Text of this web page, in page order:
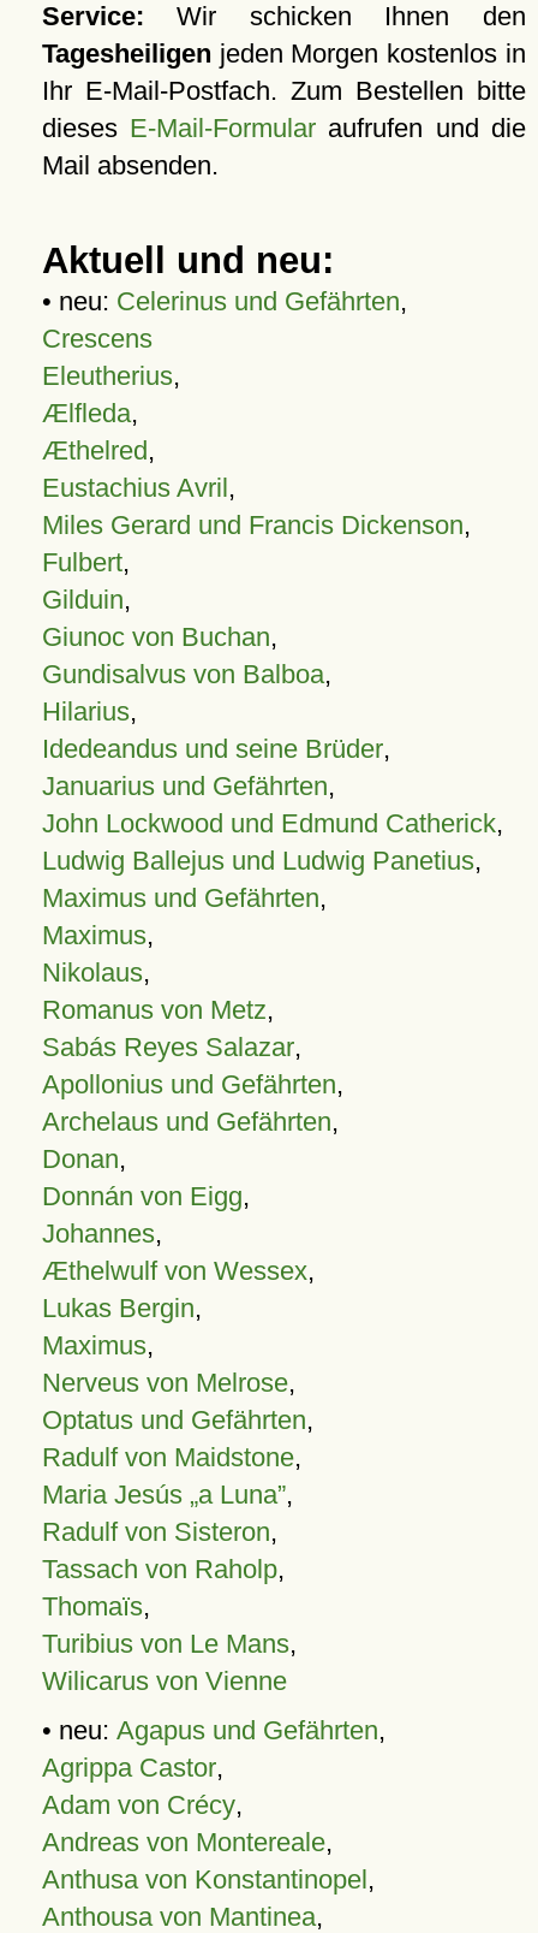
Service: Wir schicken Ihnen den
Tagesheiligen jeden Morgen kostenlos in
Ihr E-Mail-Postfach. Zum Bestellen bitte
dieses E-Mail-Formular aufrufen und die
Mail absenden.
Aktuell und neu:
• neu: Celerinus und Gefährten,
Crescens
Eleutherius,
Ælfleda,
Æthelred,
Eustachius Avril,
Miles Gerard und Francis Dickenson,
Fulbert,
Gilduin,
Giunoc von Buchan,
Gundisalvus von Balboa,
Hilarius,
Idedeandus und seine Brüder,
Januarius und Gefährten,
John Lockwood und Edmund Catherick,
Ludwig Ballejus und Ludwig Panetius,
Maximus und Gefährten,
Maximus,
Nikolaus,
Romanus von Metz,
Sabás Reyes Salazar,
Apollonius und Gefährten,
Archelaus und Gefährten,
Donan,
Donnán von Eigg,
Johannes,
Æthelwulf von Wessex,
Lukas Bergin,
Maximus,
Nerveus von Melrose,
Optatus und Gefährten,
Radulf von Maidstone,
Maria Jesús „a Luna”,
Radulf von Sisteron,
Tassach von Raholp,
Thomaïs,
Turibius von Le Mans,
Wilicarus von Vienne
• neu: Agapus und Gefährten,
Agrippa Castor,
Adam von Crécy,
Andreas von Montereale,
Anthusa von Konstantinopel,
Anthousa von Mantinea,